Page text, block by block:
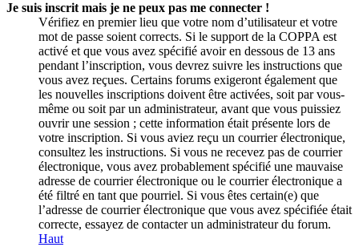
Je suis inscrit mais je ne peux pas me connecter !
Vérifiez en premier lieu que votre nom d’utilisateur et votre
mot de passe soient corrects. Si le support de la COPPA est
activé et que vous avez spécifié avoir en dessous de 13 ans
pendant l’inscription, vous devrez suivre les instructions que
vous avez reçues. Certains forums exigeront également que
les nouvelles inscriptions doivent être activées, soit par vous-
même ou soit par un administrateur, avant que vous puissiez
ouvrir une session ; cette information était présente lors de
votre inscription. Si vous aviez reçu un courrier électronique,
consultez les instructions. Si vous ne recevez pas de courrier
électronique, vous avez probablement spécifié une mauvaise
adresse de courrier électronique ou le courrier électronique a
été filtré en tant que pourriel. Si vous êtes certain(e) que
l’adresse de courrier électronique que vous avez spécifiée était
correcte, essayez de contacter un administrateur du forum.
Haut